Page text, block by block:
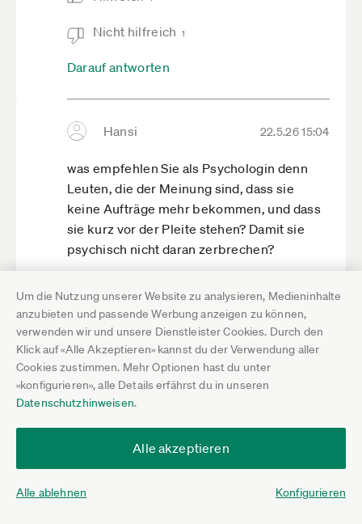
Um die Nutzung unserer Website zu analysieren, Medieninhalte
anzubieten und passende Werbung anzeigen zu können,
verwenden wir und unsere Dienstleister Cookies. Durch den
Klick auf «Alle Akzeptieren» kannst du der Verwendung aller
Cookies zustimmen. Mehr Optionen hast du unter
«konfigurieren», alle Details erfährst du in unseren
Datenschutzhinweisen.
Alle akzeptieren
Alle ablehnen Konfigurieren
Nicht hilfreich 1
Darauf antworten
Hansi 22.5.26 15:04
was empfehlen Sie als Psychologin denn
Leuten, die der Meinung sind, dass sie
keine Aufträge mehr bekommen, und dass
sie kurz vor der Pleite stehen? Damit sie
psychisch nicht daran zerbrechen?
Hilfreich
Nicht hilfreich
Darauf antworten
Susanne Schleyyer
Liebe Frau Dr. Berle,
ich verstehe Sie! Sie als Psychologin wissen